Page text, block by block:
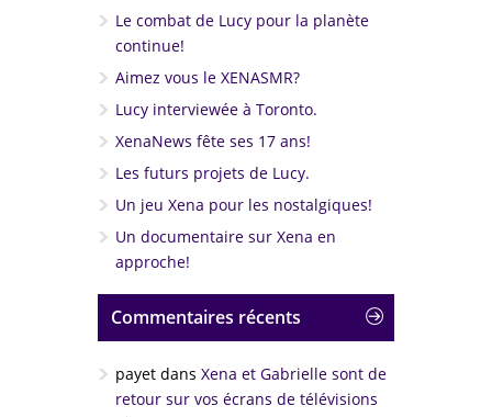
Le combat de Lucy pour la planète
continue!
Aimez vous le XENASMR?
Lucy interviewée à Toronto.
XenaNews fête ses 17 ans!
Les futurs projets de Lucy.
Un jeu Xena pour les nostalgiques!
Un documentaire sur Xena en
approche!
Commentaires récents
payet dans Xena et Gabrielle sont de
retour sur vos écrans de télévisions